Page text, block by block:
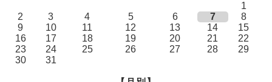
1
2
3 4 5 6 7
8
9
10 11 12 13 14
15
16
17 18 19 20 21
22
23
24 25 26 27 28
29
30
31